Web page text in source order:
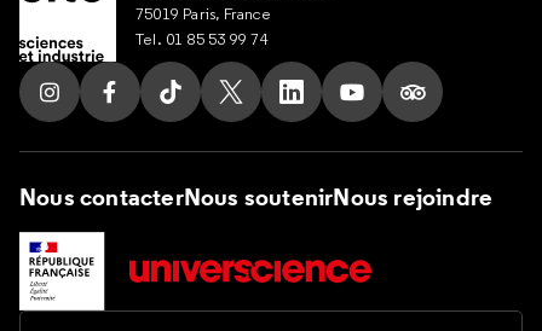
75019 Paris, France
Tel. 01 85 53 99 74
Suivez nous sur Instagram
Suivez nous sur Facebook
Suivez nous sur Tik Tok
Suivez nous sur X
Suivez nous sur LinkedIn
Suivez nous sur
Suivez nous
Nous contacterNous soutenirNous rejoindre